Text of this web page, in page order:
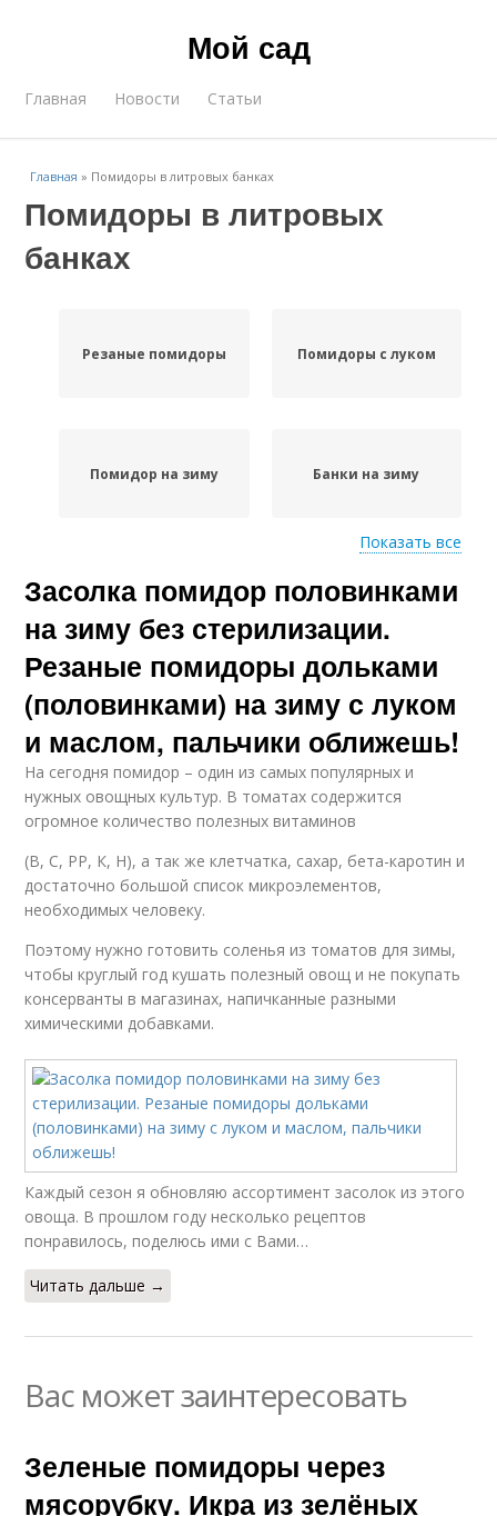
Мой сад
Главная Новости Статьи
Главная » Помидоры в литровых банках
Помидоры в литровых
банках
Резаные помидоры Помидоры с луком
Помидор на зиму Банки на зиму
Помидоры на зиму Соленые помидоры
Помидоры в банках Бочковые помидоры
Помидоры в
Помидоры в
Помидоры со сливами Литровая банка
Показать все
Засолка помидор половинками
на зиму без стерилизации.
Резаные помидоры дольками
(половинками) на зиму с луком
и маслом, пальчики оближешь!
На сегодня помидор – один из самых популярных и
нужных овощных культур. В томатах содержится
огромное количество полезных витаминов
(В, С, РР, К, Н), а так же клетчатка, сахар, бета-каротин и
достаточно большой список микроэлементов,
необходимых человеку.
Поэтому нужно готовить соленья из томатов для зимы,
чтобы круглый год кушать полезный овощ и не покупать
консерванты в магазинах, напичканные разными
химическими добавками.
Каждый сезон я обновляю ассортимент засолок из этого
овоща. В прошлом году несколько рецептов
понравилось, поделюсь ими с Вами…
Читать дальше →
Вас может заинтересовать
Зеленые помидоры через
мясорубку. Икра из зелёных